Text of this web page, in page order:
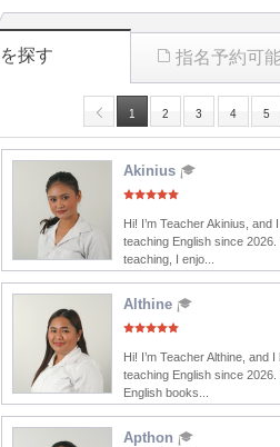
探す 指名予約可
1 2 3 4 5
Akinius
Hi! I’m Teacher Akinius, and
teaching English since 2026.
teaching, I enjo...
Althine
Hi! I’m Teacher Althine, and
teaching English since
English books...
Apthon